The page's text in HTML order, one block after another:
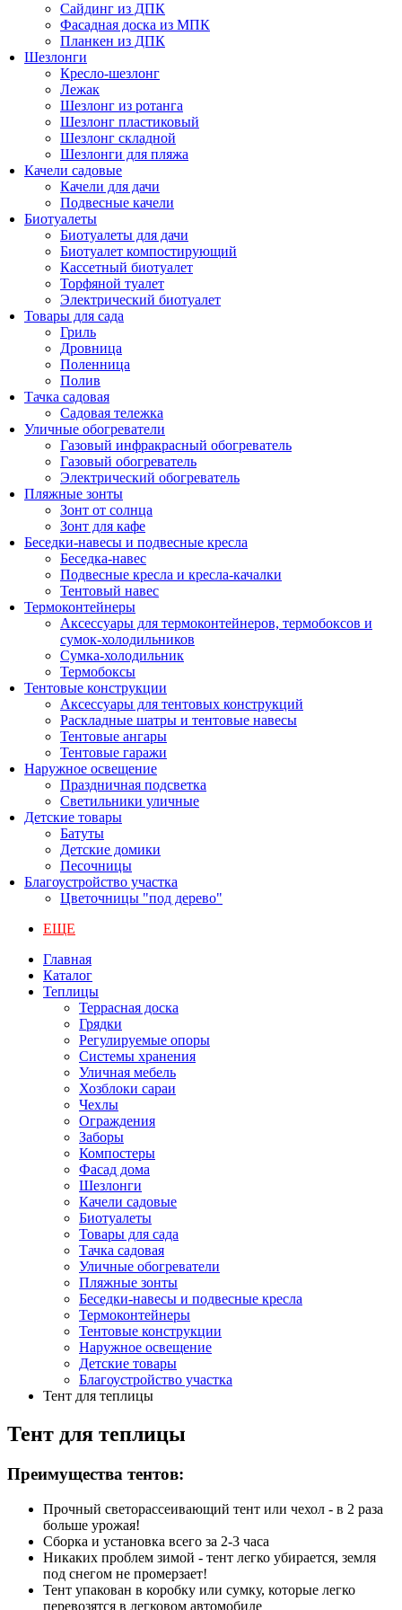
Сайдинг из ДПК
Фасадная доска из МПК
Планкен из ДПК
Шезлонги
Кресло-шезлонг
Лежак
Шезлонг из ротанга
Шезлонг пластиковый
Шезлонг складной
Шезлонги для пляжа
Качели садовые
Качели для дачи
Подвесные качели
Биотуалеты
Биотуалеты для дачи
Биотуалет компостирующий
Кассетный биотуалет
Торфяной туалет
Электрический биотуалет
Товары для сада
Гриль
Дровница
Поленница
Полив
Тачка садовая
Садовая тележка
Уличные обогреватели
Газовый инфракрасный обогреватель
Газовый обогреватель
Электрический обогреватель
Пляжные зонты
Зонт от солнца
Зонт для кафе
Беседки-навесы и подвесные кресла
Беседка-навес
Подвесные кресла и кресла-качалки
Тентовый навес
Термоконтейнеры
Аксессуары для термоконтейнеров, термобоксов и
сумок-холодильников
Сумка-холодильник
Термобоксы
Тентовые конструкции
Аксессуары для тентовых конструкций
Раскладные шатры и тентовые навесы
Тентовые ангары
Тентовые гаражи
Наружное освещение
Праздничная подсветка
Светильники уличные
Детские товары
Батуты
Детские домики
Песочницы
Благоустройство участка
Цветочницы "под дерево"
ЕЩЕ
Главная
Каталог
Теплицы
Террасная доска
Грядки
Регулируемые опоры
Системы хранения
Уличная мебель
Хозблоки сараи
Чехлы
Ограждения
Заборы
Компостеры
Фасад дома
Шезлонги
Качели садовые
Биотуалеты
Товары для сада
Тачка садовая
Уличные обогреватели
Пляжные зонты
Беседки-навесы и подвесные кресла
Термоконтейнеры
Тентовые конструкции
Наружное освещение
Детские товары
Благоустройство участка
Тент для теплицы
Тент для теплицы
Преимущества тентов:
Прочный светорассеивающий тент или чехол - в 2 раза
больше урожая!
Сборка и установка всего за 2-3 часа
Никаких проблем зимой - тент легко убирается, земля
под снегом не промерзает!
Тент упакован в коробку или сумку, которые легко
перевозятся в легковом автомобиле